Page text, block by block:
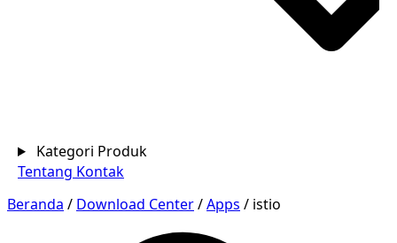
Kategori Produk
Tentang Kontak
Beranda / Download Center/Apps / istio